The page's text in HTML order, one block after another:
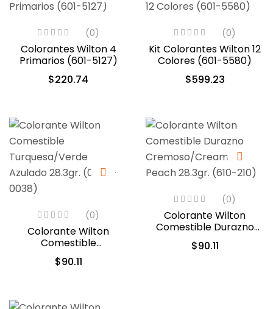
(0)
Colorantes Wilton 4
Primarios (601-5127)
$220.74
(0)
Kit Colorantes Wilton 12
Colores (601-5580)
$599.23
(0)
Colorante Wilton
Comestible
Turquesa/Verde
Azulado 28.3gr. (04-0-
$90.11
(0)
Colorante Wilton
Comestible Durazno
Cremoso/Creamy
Peach 28.3gr. (610-210)
$90.11